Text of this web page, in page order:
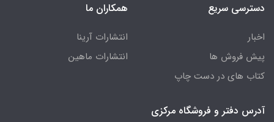
دسترسی سریع
اخبار
پیش فروش ها
کتاب های در دست چاپ
همکاران ما
انتشارات آرینا
انتشارات ماهین
آدرس دفتر و فروشگاه مرکزی